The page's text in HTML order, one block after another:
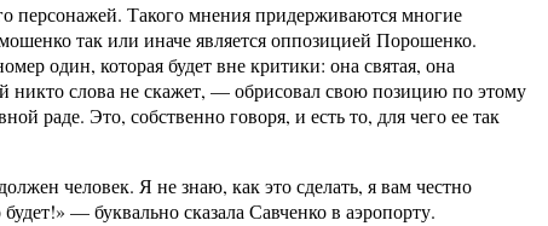
персонажей. Такого мнения придерживаются многие
так или иначе является оппозицией Порошенко.
один, которая будет вне критики: она святая, она
никто слова не скажет, — обрисовал свою позицию по этому
раде. Это, собственно говоря, и есть то, для чего ее так
человек. Я не знаю, как это сделать, я вам честно
— буквально сказала Савченко в аэропорту.